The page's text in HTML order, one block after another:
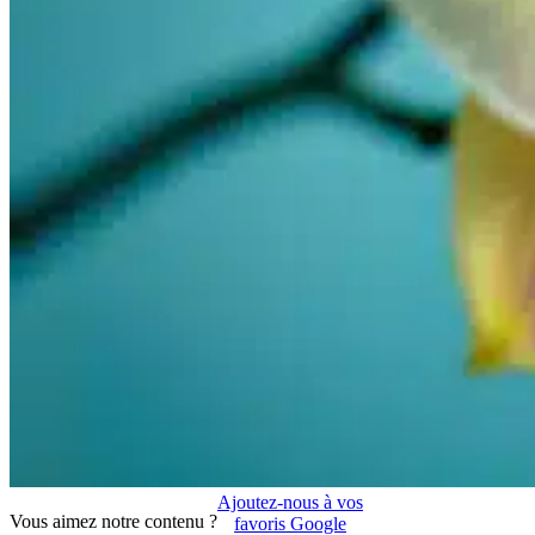
Vous aimez notre contenu ?
Ajoutez-nous à vos
favoris Google